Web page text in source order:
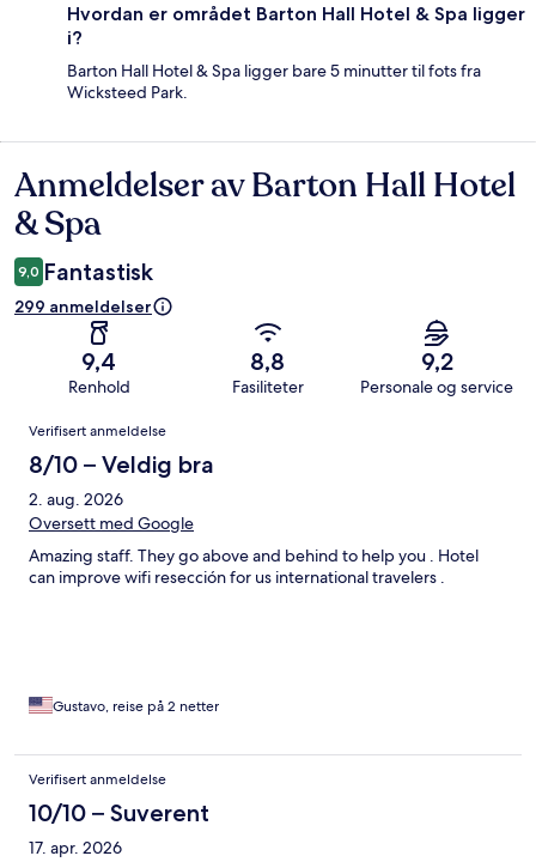
Hvordan er området Barton Hall Hotel & Spa ligger
i?
Barton Hall Hotel & Spa ligger bare 5 minutter til fots fra
Wicksteed Park.
Anmeldelser
Anmeldelser av Barton Hall Hotel
& Spa
9,0 Fantastisk
299 anmeldelser
9,4
Renhold
8,8
Fasiliteter
9,2
Personale og service
Anmeldelser
Verifisert anmeldelse
8/10 – Veldig bra
2. aug. 2026
Oversett med Google
Amazing staff. They go above and behind to help you . Hotel
can improve wifi resección for us international travelers .
Gustavo, reise på 2 netter
Verifisert anmeldelse
10/10 – Suverent
17. apr. 2026